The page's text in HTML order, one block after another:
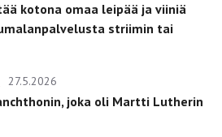
kotona omaa leipää ja viiniä
striimin tai
27.5.2026
joka oli Martti Lutherin